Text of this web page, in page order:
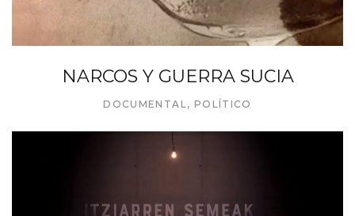
NARCOS Y GUERRA SUCIA
DOCUMENTAL, POLÍTICO